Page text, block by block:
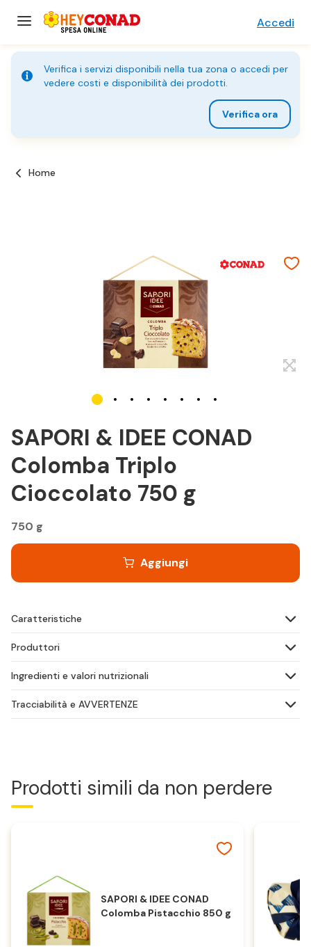
Accedi
Verifica i servizi disponibili nella tua zona o accedi per
vedere costi e disponibilità dei prodotti.
Verifica ora
Home
SAPORI & IDEE CONAD
Colomba Triplo
Cioccolato 750 g
750 g
Aggiungi
Caratteristiche
Produttori
Ingredienti e valori nutrizionali
Tracciabilità e AVVERTENZE
Prodotti simili da non perdere
SAPORI & IDEE CONAD
Colomba Pistacchio 850 g